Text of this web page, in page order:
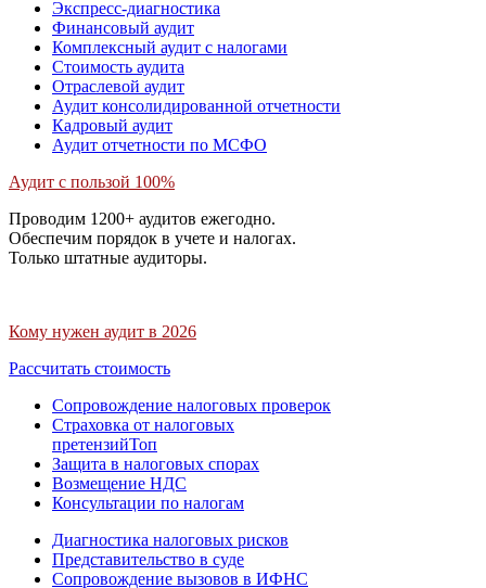
Экспресс-диагностика
Финансовый аудит
Комплексный аудит с налогами
Стоимость аудита
Отраслевой аудит
Аудит консолидированной отчетности
Кадровый аудит
Аудит отчетности по МСФО
Аудит с пользой 100%
Проводим 1200+ аудитов ежегодно.
Обеспечим порядок в учете и налогах.
Только штатные аудиторы.
Кому нужен аудит в 2026
Рассчитать стоимость
Сопровождение налоговых проверок
Страховка от налоговых
претензийТоп
Защита в налоговых спорах
Возмещение НДС
Консультации по налогам
Диагностика налоговых рисков
Представительство в суде
Сопровождение вызовов в ИФНС